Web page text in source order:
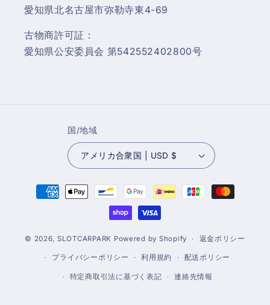
愛知県北名古屋市弥勒寺東4-69
古物商許可証：
愛知県公安委員会 第542552402800号
国/地域
アメリカ合衆国 | USD $
法
© 2026, SLOTCARPARK Powered by Shopify 返金ポリシー
プライバシーポリシー 利用規約 配送ポリシー
特定商取引法に基づく表記 連絡先情報